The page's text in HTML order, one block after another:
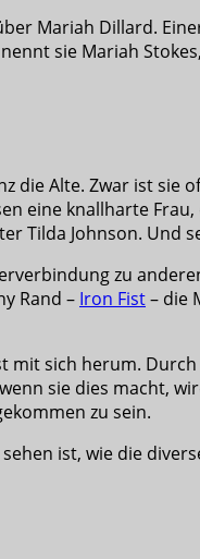
Mariah Dillard.
sie Mariah
die Alte. Zwar ist sie
eine knallharte
Tilda Johnson.
zu
Rand – Iron Fist– die
mit sich herum.
sie dies macht,
zu sein.
ist, wie die